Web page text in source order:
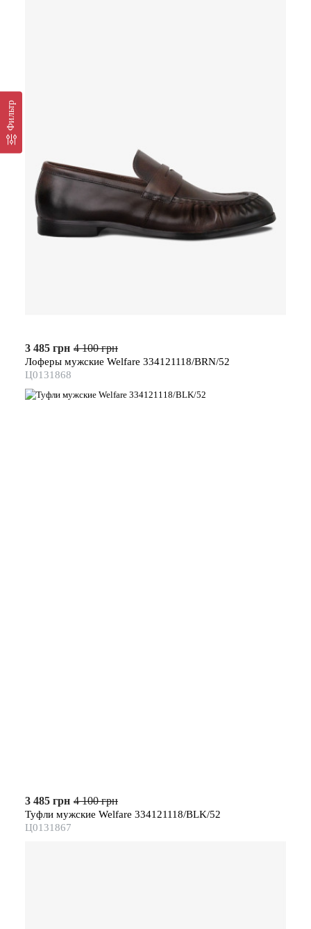
Фильтр
3 485 грн 4 100 грн
Лоферы мужские Welfare 334121118/BRN/52
Ц0131868
3 485 грн 4 100 грн
Туфли мужские Welfare 334121118/BLK/52
Ц0131867